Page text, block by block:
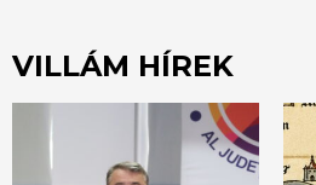
VILLÁM HÍREK